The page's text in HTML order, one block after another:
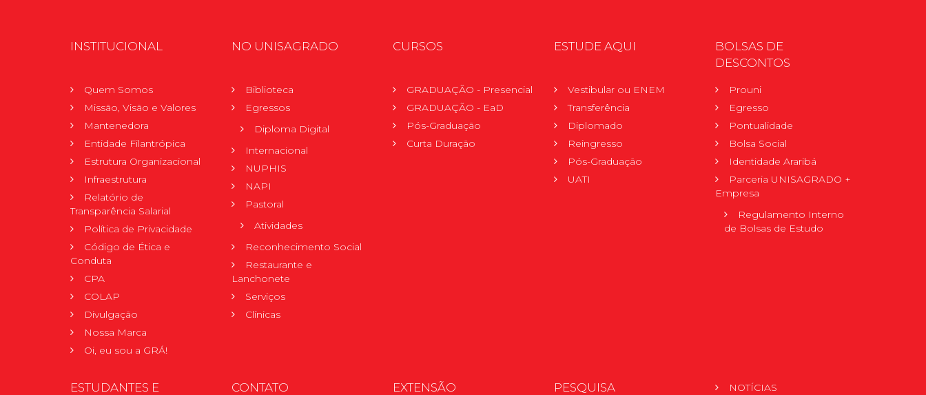
INSTITUCIONAL
Quem Somos
Missão, Visão e Valores
Mantenedora
Entidade Filantrópica
Estrutura Organizacional
Infraestrutura
Relatório de
Transparência Salarial
Política de Privacidade
Código de Ética e
Conduta
CPA
COLAP
Divulgação
Nossa Marca
Oi, eu sou a GRÁ!
NO UNISAGRADO
Biblioteca
Egressos
Diploma Digital
Internacional
NUPHIS
NAPI
Pastoral
Atividades
Reconhecimento Social
Restaurante e
Lanchonete
Serviços
Clínicas
CURSOS
GRADUAÇÃO - Presencial
GRADUAÇÃO - EaD
Pós-Graduação
Curta Duração
ESTUDE AQUI
Vestibular ou ENEM
Transferência
Diplomado
Reingresso
Pós-Graduação
UATI
BOLSAS DE
DESCONTOS
Prouni
Egresso
Pontualidade
Bolsa Social
Identidade Araribá
Parceria UNISAGRADO +
Empresa
Regulamento Interno
de Bolsas de Estudo
ESTUDANTES E
CONTATO
EXTENSÃO
PESQUISA
NOTÍCIAS